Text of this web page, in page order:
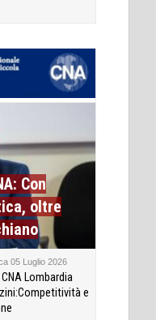
Con
oltre
05 Luglio 2026
Lombardia
e